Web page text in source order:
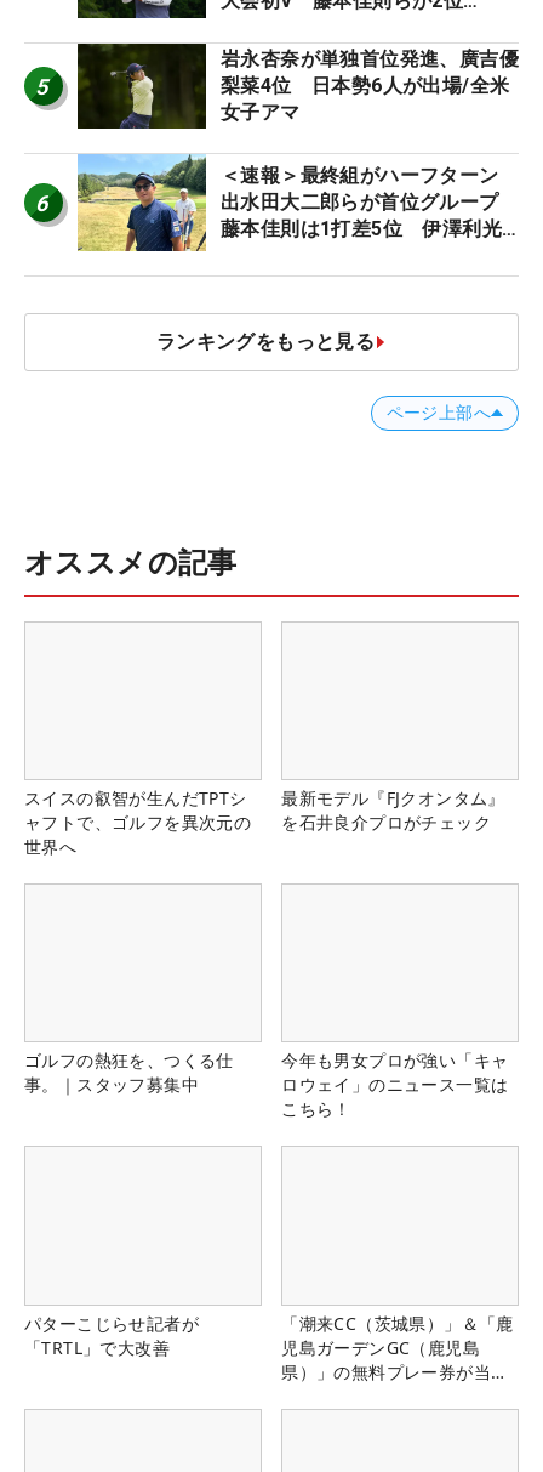
5
岩永杏奈が単独首位発進、廣吉優
梨菜4位 日本勢6人が出場/全米
女子アマ
6
＜速報＞最終組がハーフターン
出水田大二郎らが首位グループ
藤本佳則は1打差5位 伊澤利光
JOYX OPEN】
ランキングをもっと見る
ページ上部へ
オススメの記事
スイスの叡智が生んだTPTシ
ャフトで、ゴルフを異次元の
世界へ
最新モデル『FJクオンタム』
を石井良介プロがチェック
ゴルフの熱狂を、つくる仕
事。｜スタッフ募集中
今年も男女プロが強い「キャ
ロウェイ」のニュース一覧は
こちら！
パターこじらせ記者が
「TRTL」で大改善
「潮来CC（茨城県）」＆「鹿
児島ガーデンGC（鹿児島
県）」の無料プレー券が当た